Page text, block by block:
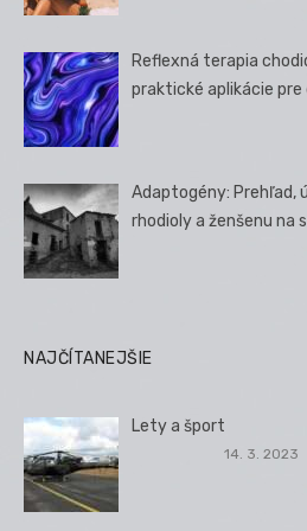
Reflexná terapia
praktické aplikácie pre
Adaptogény: Prehľad,
rhodioly a ženšenu na
NAJČÍTANEJŠIE
Lety a šport
14. 3. 2023